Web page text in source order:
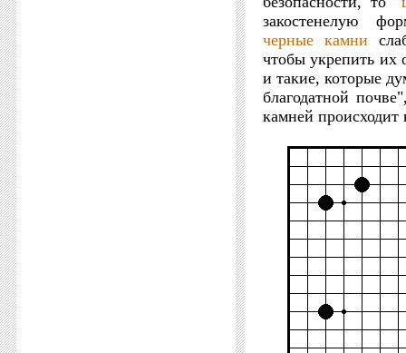
закостенелую
черные камни
чтобы укрепить их
и такие, которые
благодатной
камней происходит